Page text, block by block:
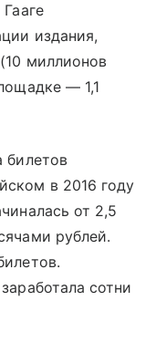
издания,
миллионов
— 1,1
билетов
в 2016 году
от 2,5
рублей.
сотни